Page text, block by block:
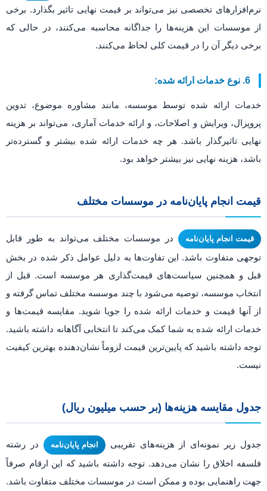
نرم‌افزارهای تخصصی نیز می‌تواند بر قیمت نهایی تاثیر بگذارد. برخی
از موسسات این هزینه‌ها را جداگانه محاسبه می‌کنند، در حالی که
برخی دیگر آن را در قیمت کلی لحاظ می‌کنند.
6. نوع خدمات ارائه شده:
خدمات ارائه شده توسط موسسه، مانند مشاوره موضوع، تدوین
پروپزال، ویرایش و اصلاحات، و ارائه خدمات آماری، می‌تواند بر هزینه
نهایی تاثیرگذار باشد. هر چه خدمات ارائه شده بیشتر و گسترده‌تر
باشد، هزینه نهایی نیز بیشتر خواهد بود.
قیمت انجام پایان‌نامه در موسسات مختلف
قیمت انجام پایان‌نامه
در موسسات مختلف می‌تواند به طور قابل
توجهی متفاوت باشد. این تفاوت‌ها به دلیل عوامل ذکر شده در بخش
قبل و همچنین سیاست‌های قیمت‌گذاری هر موسسه است. قبل از
انتخاب موسسه، توصیه می‌شود با چند موسسه مختلف تماس گرفته و
از آنها قیمت و خدمات ارائه شده را جویا شوید. مقایسه قیمت‌ها و
خدمات ارائه شده به شما کمک می‌کند تا انتخابی آگاهانه داشته باشید.
توجه داشته باشید که پایین‌ترین قیمت لزوماً نشان‌دهنده بهترین کیفیت
نیست.
جدول مقایسه هزینه‌ها (بر حسب میلیون ریال)
جدول زیر نمونه‌ای از هزینه‌های تقریبی انجام پایان‌نامه
در رشته
فلسفه اخلاق را نشان می‌دهد. توجه داشته باشید که این ارقام صرفاً
جهت راهنمایی بوده و ممکن است در موسسات مختلف متفاوت باشد.